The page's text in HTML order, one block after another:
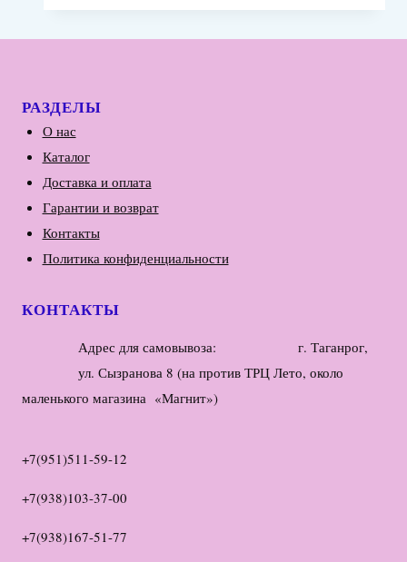
РАЗДЕЛЫ
О нас
Каталог
Доставка и оплата
Гарантии и возврат
Контакты
Политика конфиденциальности
КОНТАКТЫ
Адрес для самовывоза: г. Таганрог,
ул. Сызранова 8 (на против ТРЦ Лето, около
маленького магазина «Магнит»)
+7(951)511-59-12
+7(938)103-37-00
+7(938)167-51-77